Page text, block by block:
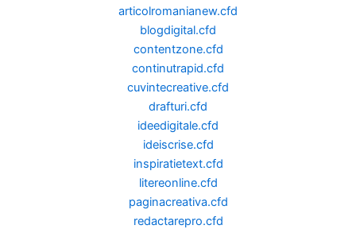
articolromanianew.cfd
blogdigital.cfd
contentzone.cfd
continutrapid.cfd
cuvintecreative.cfd
drafturi.cfd
ideedigitale.cfd
ideiscrise.cfd
inspiratietext.cfd
litereonline.cfd
paginacreativa.cfd
redactarepro.cfd